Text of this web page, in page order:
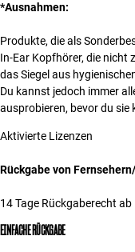
*Ausnahmen:
Produkte, die als
In-Ear Kopfhörer, die nicht
das Siegel aus
Du kannst jedoch immer
ausprobieren, bevor du sie
Aktivierte Lizenzen
Rückgabe von
14 Tage Rückgaberecht
EINFACHE RÜCKGABE